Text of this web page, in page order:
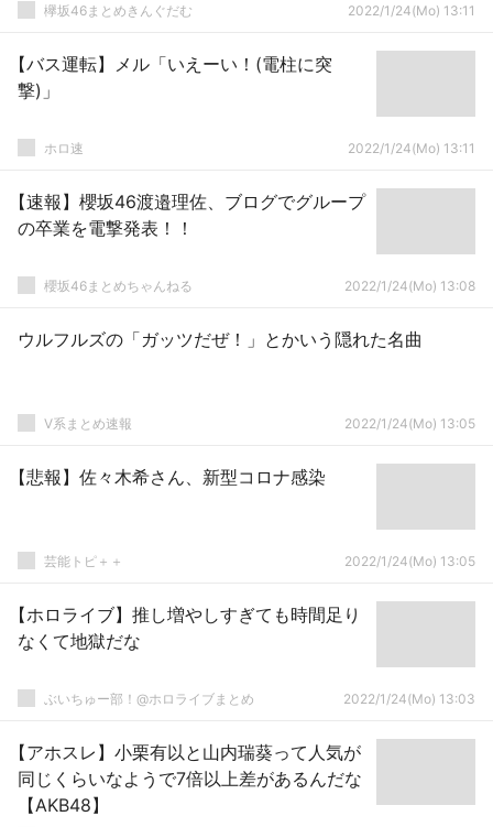
欅坂46まとめきんぐだむ 2022/1/24(Mo) 13:11
【バス運転】メル「いえーい！(電柱に突
撃)」
ホロ速 2022/1/24(Mo) 13:11
【速報】櫻坂46渡邉理佐、ブログでグループ
の卒業を電撃発表！！
櫻坂46まとめちゃんねる 2022/1/24(Mo) 13:08
ウルフルズの「ガッツだぜ！」とかいう隠れた名曲
V系まとめ速報 2022/1/24(Mo) 13:05
【悲報】佐々木希さん、新型コロナ感染
芸能トピ＋＋ 2022/1/24(Mo) 13:05
【ホロライブ】推し増やしすぎても時間足り
なくて地獄だな
ぶいちゅー部！@ホロライブまとめ 2022/1/24(Mo) 13:03
【アホスレ】小栗有以と山内瑞葵って人気が
同じくらいなようで7倍以上差があるんだな
【AKB48】